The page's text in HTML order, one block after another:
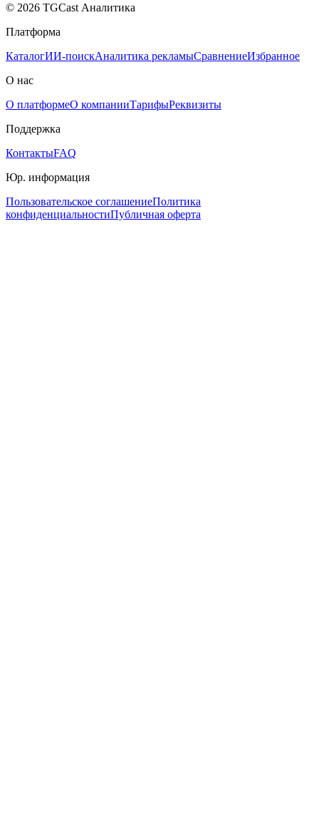
© 2026 TGCast Аналитика
Платформа
КаталогИИ-поискАналитика рекламыСравнениеИзбранное
О нас
О платформеО компанииТарифыРеквизиты
Поддержка
КонтактыFAQ
Юр. информация
Пользовательское соглашениеПолитика
конфиденциальностиПубличная оферта